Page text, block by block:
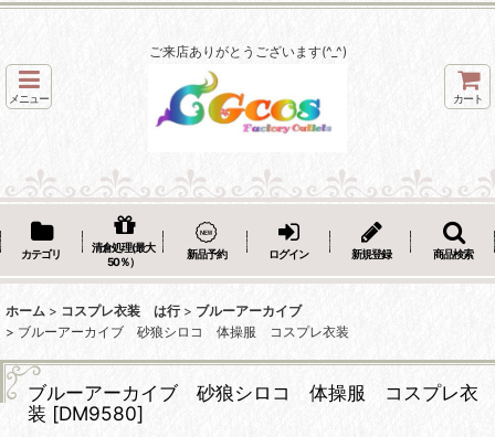
ご来店ありがとうございます(^_^)
メニュー カート
カテゴリ
清倉処理(最大
50％）
新品予約 ログイン 新規登録 商品検索
ホーム > コスプレ衣装 は行 > ブルーアーカイブ
> ブルーアーカイブ 砂狼シロコ 体操服 コスプレ衣装
ブルーアーカイブ 砂狼シロコ 体操服 コスプレ衣
装 [DM9580]